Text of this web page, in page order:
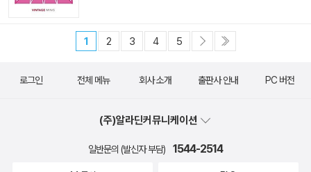
1 2 3 4 5
로그인 전체 메뉴 회사 소개 출판사 안내 PC 버전
(주)알라딘커뮤니케이션
일반문의 (발신자 부담) 1544-2514